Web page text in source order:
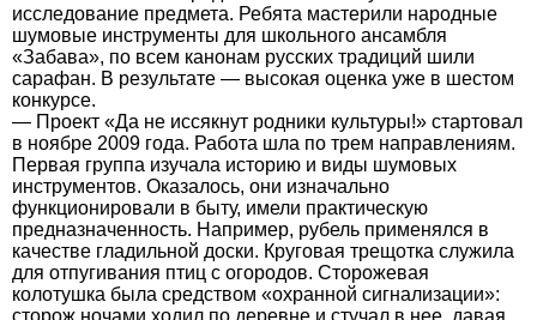
исследование предмета. Ребята мастерили народные
шумовые инструменты для школьного ансамбля
«Забава», по всем канонам русских традиций шили
сарафан. В результате — высокая оценка уже в шестом
конкурсе.
— Проект «Да не иссякнут родники культуры!» стартовал
в ноябре 2009 года. Работа шла по трем направлениям.
Первая группа изучала историю и виды шумовых
инструментов. Оказалось, они изначально
функционировали в быту, имели практическую
предназначенность. Например, рубель применялся в
качестве гладильной доски. Круговая трещотка служила
для отпугивания птиц с огородов. Сторожевая
колотушка была средством «охранной сигнализации»:
сторож ночами ходил по деревне и стучал в нее, давая